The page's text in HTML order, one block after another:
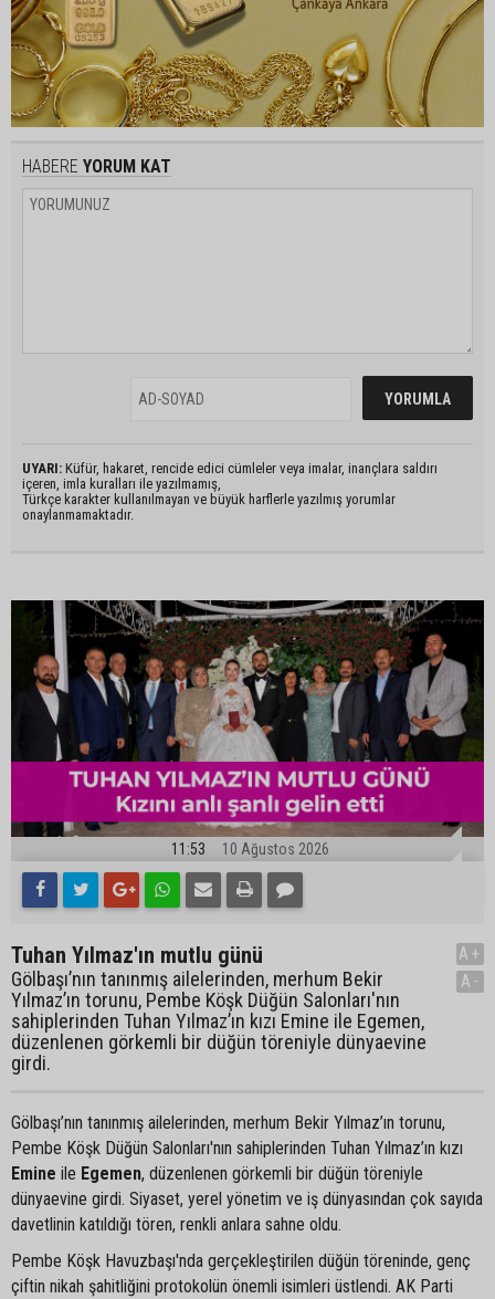
HABERE YORUM KAT
UYARI: Küfür, hakaret, rencide edici cümleler veya imalar, inançlara saldırı
içeren, imla kuralları ile yazılmamış,
Türkçe karakter kullanılmayan ve büyük harflerle yazılmış yorumlar
onaylanmamaktadır.
11:53 10 Ağustos 2026
Tuhan Yılmaz'ın mutlu günü
Gölbaşı’nın tanınmış ailelerinden, merhum Bekir
Yılmaz’ın torunu, Pembe Köşk Düğün Salonları'nın
sahiplerinden Tuhan Yılmaz’ın kızı Emine ile Egemen,
düzenlenen görkemli bir düğün töreniyle dünyaevine
girdi.
A+
A-
Gölbaşı’nın tanınmış ailelerinden, merhum Bekir Yılmaz’ın torunu,
Pembe Köşk Düğün Salonları'nın sahiplerinden Tuhan Yılmaz’ın kızı
Emine ile Egemen, düzenlenen görkemli bir düğün töreniyle
dünyaevine girdi. Siyaset, yerel yönetim ve iş dünyasından çok sayıda
davetlinin katıldığı tören, renkli anlara sahne oldu.
Pembe Köşk Havuzbaşı'nda gerçekleştirilen düğün töreninde, genç
çiftin nikah şahitliğini protokolün önemli isimleri üstlendi. AK Parti